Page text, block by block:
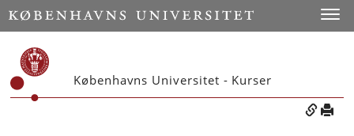
Københavns Universitet - Kurser